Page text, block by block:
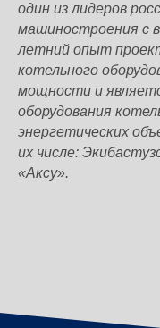
один из лидеров
машиностроения с
летний опыт
котельного
мощности и
оборудования
энергетических
их числе:
«Аксу».